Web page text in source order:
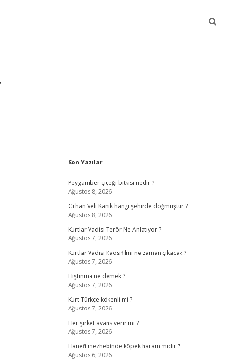
Sidebar
Son Yazılar
Peygamber çiçeği bitkisi nedir ?
Ağustos 8, 2026
Orhan Veli Kanık hangi şehirde doğmuştur ?
Ağustos 8, 2026
Kurtlar Vadisi Terör Ne Anlatıyor ?
Ağustos 7, 2026
Kurtlar Vadisi Kaos filmi ne zaman çıkacak ?
Ağustos 7, 2026
Hıştınma ne demek ?
Ağustos 7, 2026
Kurt Türkçe kökenli mi ?
Ağustos 7, 2026
Her şirket avans verir mi ?
Ağustos 7, 2026
Hanefi mezhebinde köpek haram mıdır ?
Ağustos 6, 2026